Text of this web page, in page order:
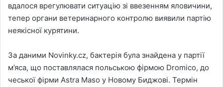
l
вдалося врегулювати ситуацію зі ввезенням яловичини,
тепер органи ветеринарного контролю виявили партію
неякісної курятини.
За даними Novinky.cz, бактерія була знайдена у партії
м’яса, що поставлялася польською фірмою Dromico, до
чеської фірми Astra Maso у Новому Биджові. Термін